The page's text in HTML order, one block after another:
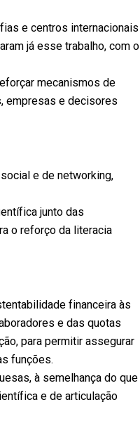
e centros internacionais
já esse trabalho, com o
mecanismos de
empresas e decisores
e de networking,
junto das
o reforço da literacia
financeira às
e das quotas
para permitir assegurar
funções.
à semelhança do que
e de articulação